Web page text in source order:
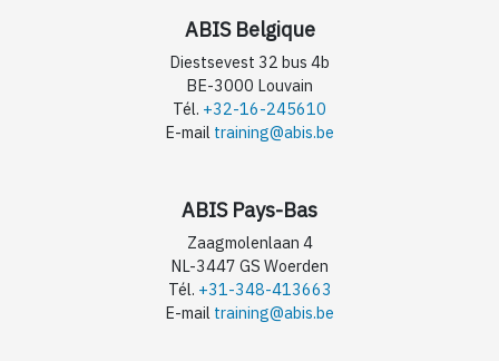
ABIS Belgique
Diestsevest 32 bus 4b
BE-3000 Louvain
Tél. +32-16-245610
E-mail training@abis.be
ABIS Pays-Bas
Zaagmolenlaan 4
NL-3447 GS Woerden
Tél. +31-348-413663
E-mail training@abis.be